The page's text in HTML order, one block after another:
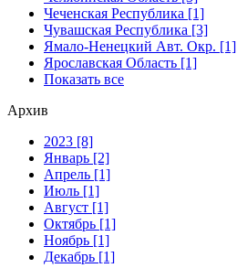
Чеченская Республика [1]
Чувашская Республика [3]
Ямало-Ненецкий Авт. Окр. [1]
Ярославская Область [1]
Показать все
Архив
2023 [8]
Январь [2]
Апрель [1]
Июль [1]
Август [1]
Октябрь [1]
Ноябрь [1]
Декабрь [1]